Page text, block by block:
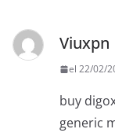
Viuxpn
el 22/02/
buy
generic